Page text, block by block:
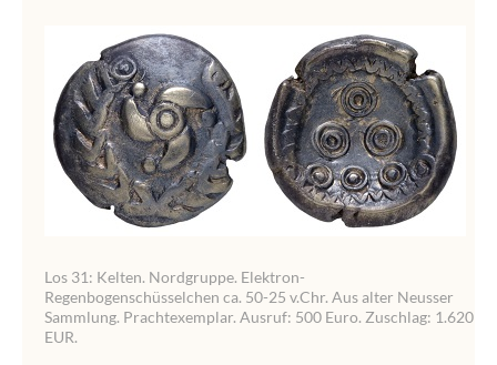
Los 31: Kelten. Nordgruppe. Elektron-
Regenbogenschüsselchen ca. 50-25 v.Chr. Aus alter Neusser
Sammlung. Prachtexemplar. Ausruf: 500 Euro. Zuschlag: 1.620
EUR.